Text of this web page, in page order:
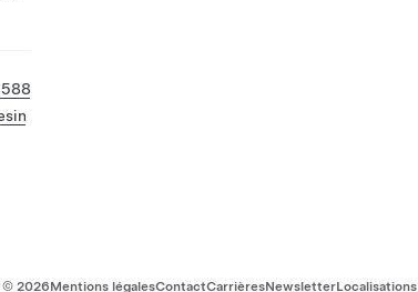
© 2026Mentions légalesContactCarrièresNewsletterLocalisations